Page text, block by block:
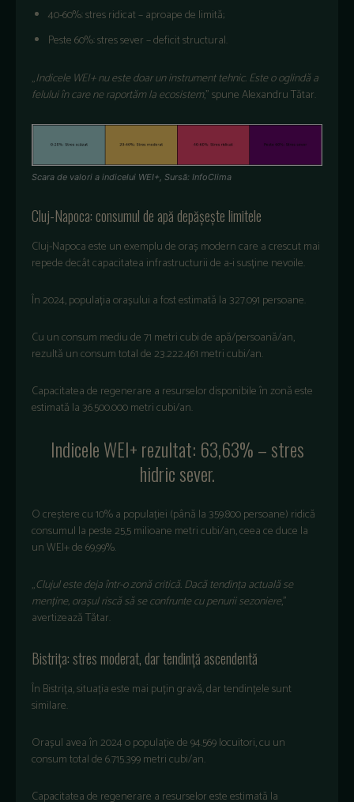
40-60%:stresridicat–aproapede limită;
Peste60%:stressever –deficit structural.
„IndiceleWEI+ nuestedoarun instrumenttehnic. Este ooglindăa
feluluiîncare neraportămlaecosistem,”spuneAlexandruTătar.
Scara de valori a indicelui WEI+, Sursă: InfoClima
Cluj-Napoca:consumulde apădepășeștelimitele
Cluj-Napocaeste unexempludeoraș modern care acrescutmai
repededecâtcapacitatea infrastructuriide a-isusține nevoile.
În2024,populațiaorașului afostestimată la 327.091 persoane.
Cu unconsum mediude 71 metricubide apă/persoană/an,
rezultă unconsumtotal de 23.222.461 metricubi/an.
Capacitateade regenerare a resurselordisponibileînzonăeste
estimată la 36.500.000metricubi/an.
IndiceleWEI+rezultat: 63,63% –stres
hidricsever.
Ocreșterecu 10% a populației (până la 359.800persoane) ridică
consumul la peste25,5milioane metricubi/an,ceeaceduce la
un WEI+ de 69,99%.
„Clujulestedejaîntr-ozonăcritică.Dacă tendințaactualăse
menține,orașulriscăsăseconfruntecupenuriisezoniere,”
avertizeazăTătar.
Bistrița:stresmoderat,dartendință ascendentă
În Bistrița,situațiaeste mai puțingravă,dartendințelesunt
similare.
Orașul aveaîn2024 opopulațiede 94.569locuitori, cu un
consumtotal de 6.715.399metricubi/an.
Capacitateade regenerare a resurseloresteestimată la